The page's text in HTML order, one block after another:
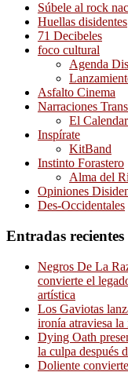
Súbele al rock
Huellas disidentes
71 Decibeles
foco cultural
Agenda
Asfalto Cinema
Narraciones
El
Inspírate
KitBand
Instinto Forastero
Alma del
Opiniones
Des-Occidentales
Entradas recientes
Negros De La
convierte el
artística
Los Gaviotas
ironía atraviesa
Dying Oath
la culpa después
Doliente